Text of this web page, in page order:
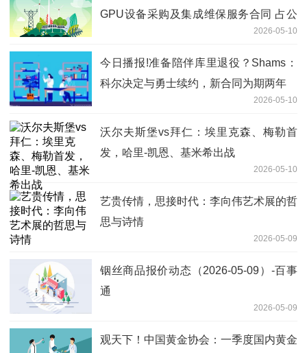
GPU设备采购及集成维保服务合同 占公
司2025年经审计营业收入的1515.13%
2026-05-10
今日播报!准备陪伴库里退役？Shams：
科尔决定与勇士续约，新合同为期两年
2026-05-10
沃尔夫斯堡vs拜仁：埃里克森、梅勒首
发，哈里-凯恩、基米希出战
2026-05-10
艺贵传情，思接时代：李向伟艺术展的哲
思与诗情
2026-05-09
铟丝商品报价动态（2026-05-09）-百事
通
2026-05-09
观天下！中国黄金协会：一季度国内黄金